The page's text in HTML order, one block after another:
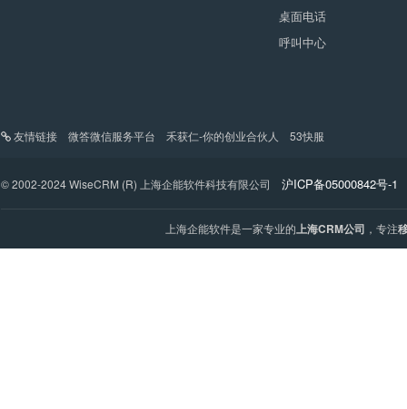
桌面电话
呼叫中心
友情链接 微答微信服务平台 禾获仁-你的创业合伙人 53快服
© 2002-2024 WiseCRM (R) 上海企能软件科技有限公司 沪ICP备05000842号-1
上海企能软件是一家专业的上海CRM公司 ，专注